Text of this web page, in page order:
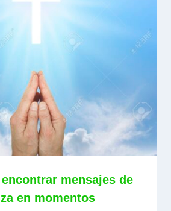
mensajes de
en momentos